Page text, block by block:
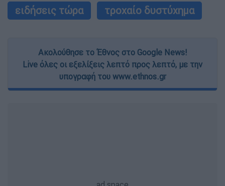
ειδήσεις τώρα
τροχαίο δυστύχημα
Ακολούθησε το Έθνος στο Google News!
Live όλες οι εξελίξεις λεπτό προς λεπτό, με την
υπογραφή του www.ethnos.gr